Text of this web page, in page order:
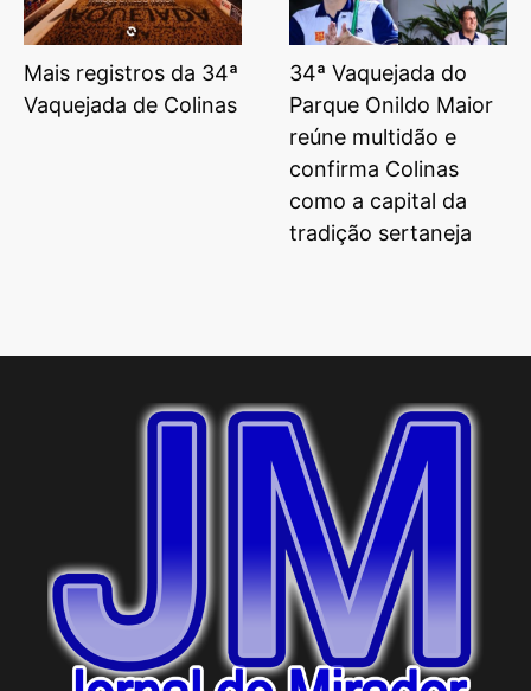
Mais registros da 34ª
Vaquejada de Colinas
34ª Vaquejada do
Parque Onildo Maior
reúne multidão e
confirma Colinas
como a capital da
tradição sertaneja